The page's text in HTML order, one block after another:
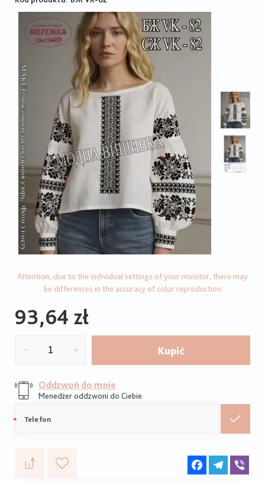
Attention, due to the individual settings of your monitor, there may
be differences in the accuracy of color reproduction
93,64 zł
Kupić
Oddzwoń do mnie
Menedżer oddzwoni do Ciebie
komórkowy
FacebookTelegram